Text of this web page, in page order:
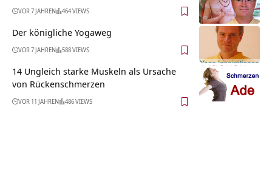
VOR 7 JAHREN 464 VIEWS
Der königliche Yogaweg
VOR 7 JAHREN 588 VIEWS
14 Ungleich starke Muskeln als Ursache
von Rückenschmerzen
VOR 11 JAHREN 486 VIEWS